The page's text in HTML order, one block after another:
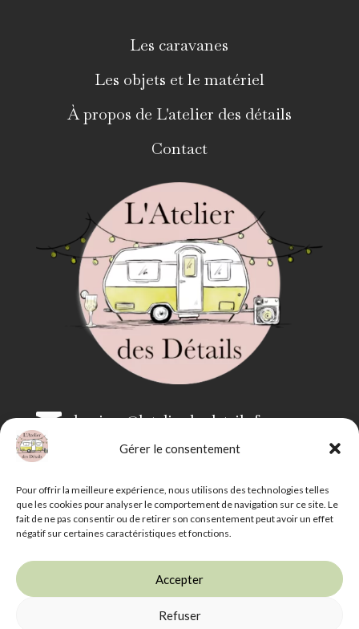
Gérer le consentement
Pour offrir la meilleure expérience, nous utilisons des technologies telles
que les cookies pour analyser le comportement de navigation sur ce site. Le
fait de ne pas consentir ou de retirer son consentement peut avoir un effet
négatif sur certaines caractéristiques et fonctions.
Accepter
Refuser
Les caravanes
Les objets et le matériel
À propos de L'atelier des détails
Contact
 bonjour@latelierdesdetails.fr